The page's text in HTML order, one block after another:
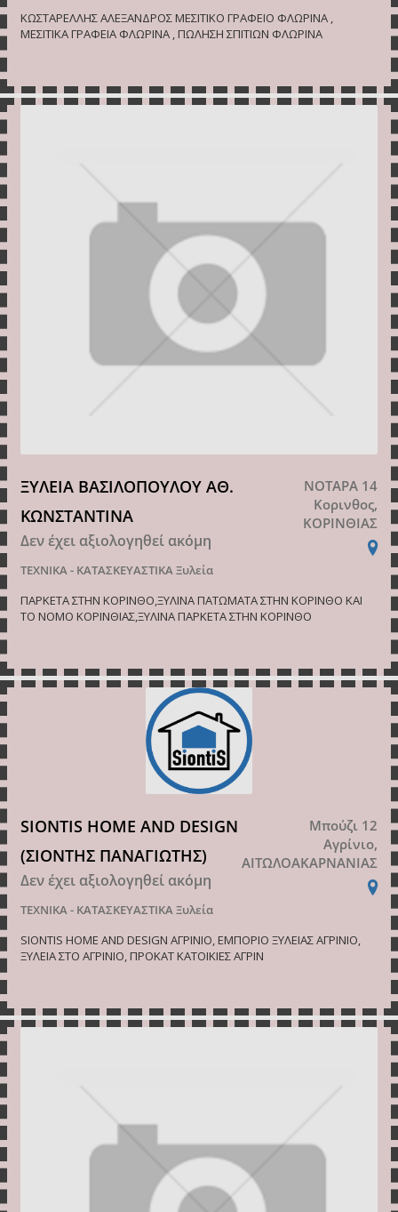
ΚΩΣΤΑΡΕΛΛΗΣ ΑΛΕΞΑΝΔΡΟΣ ΜΕΣΙΤΙΚΟ ΓΡΑΦΕΙΟ ΦΛΩΡΙΝΑ ,
ΜΕΣΙΤΙΚΑ ΓΡΑΦΕΙΑ ΦΛΩΡΙΝΑ , ΠΩΛΗΣΗ ΣΠΙΤΙΩΝ ΦΛΩΡΙΝΑ
ΞΥΛΕΙΑ ΒΑΣΙΛΟΠΟΥΛΟΥ ΑΘ.
ΚΩΝΣΤΑΝΤΙΝΑ
Δεν έχει αξιολογηθεί ακόμη
ΤΕΧΝΙΚΑ - ΚΑΤΑΣΚΕΥΑΣΤΙΚΑΞυλεία
ΝΟΤΑΡΑ 14
Κορινθος,
ΚΟΡΙΝΘΙΑΣ
ΠΑΡΚΕΤΑ ΣΤΗΝ ΚΟΡΙΝΘΟ,ΞΥΛΙΝΑ ΠΑΤΩΜΑΤΑ ΣΤΗΝ ΚΟΡΙΝΘΟ ΚΑΙ
ΤΟ ΝΟΜΟ ΚΟΡΙΝΘΙΑΣ,ΞΥΛΙΝΑ ΠΑΡΚΕΤΑ ΣΤΗΝ ΚΟΡΙΝΘΟ
SIONTIS HOME AND DESIGN
(ΣΙΟΝΤΗΣ ΠΑΝΑΓΙΩΤΗΣ)
Δεν έχει αξιολογηθεί ακόμη
ΤΕΧΝΙΚΑ - ΚΑΤΑΣΚΕΥΑΣΤΙΚΑΞυλεία
Μπούζι 12
Αγρίνιο,
ΑΙΤΩΛΟΑΚΑΡΝΑΝΙΑΣ
SIONTIS HOME AND DESIGN ΑΓΡΙΝΙΟ, ΕΜΠΟΡΙΟ ΞΥΛΕΙΑΣ ΑΓΡΙΝΙΟ,
ΞΥΛΕΙΑ ΣΤΟ ΑΓΡΙΝΙΟ, ΠΡΟΚΑΤ ΚΑΤΟΙΚΙΕΣ ΑΓΡΙΝ